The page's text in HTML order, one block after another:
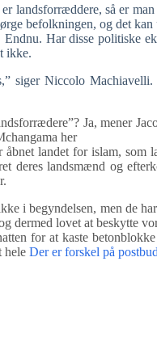
så er man
befolkningen, og det
Har disse politiske
ikke.
siger Niccolo
Ja, mener
her
landet for islam, som
deres landsmænd og
i begyndelsen, men de
dermed lovet at beskytte
for at kaste
hele Der er forskel på